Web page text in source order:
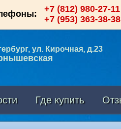
+7 (812) 980-27-11
+7 (953) 363-38-38
ул. Кирочная, д.23
Где купить